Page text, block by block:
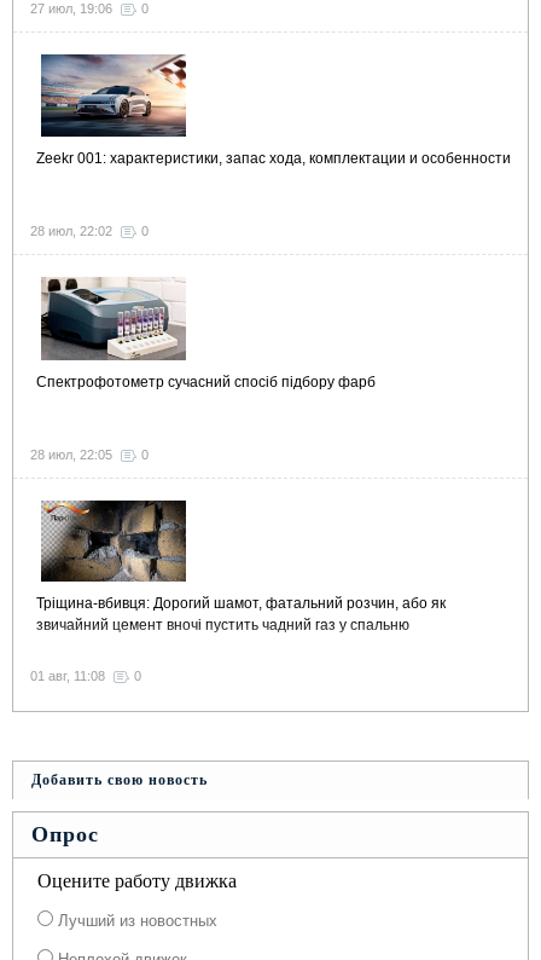
27 июл, 19:06 0
Zeekr 001: характеристики, запас хода, комплектации и особенности
28 июл, 22:02 0
Спектрофотометр сучасний спосіб підбору фарб
28 июл, 22:05 0
Тріщина-вбивця: Дорогий шамот, фатальний розчин, або як
звичайний цемент вночі пустить чадний газ у спальню
01 авг, 11:08 0
Добавить свою новость
Опрос
Оцените работу движка
Лучший из новостных